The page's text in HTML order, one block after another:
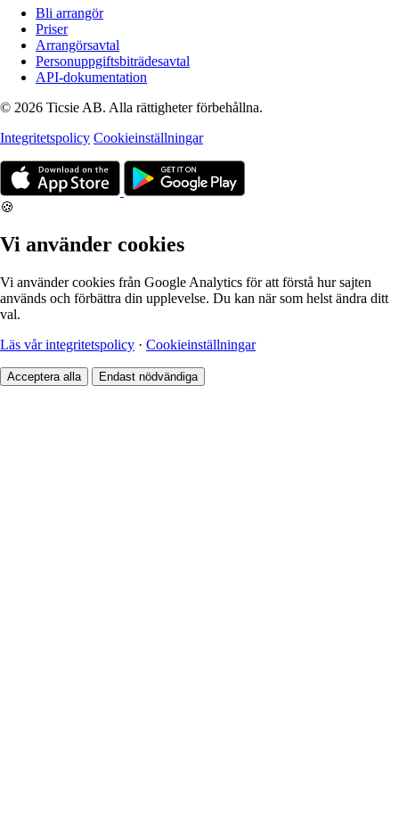
Bli arrangör
Priser
Arrangörsavtal
Personuppgiftsbiträdesavtal
API-dokumentation
© 2026 Ticsie AB. Alla rättigheter förbehållna.
Integritetspolicy Cookieinställningar
🍪
Vi använder cookies
Vi använder cookies från Google Analytics för att förstå hur sajten
används och förbättra din upplevelse. Du kan när som helst ändra ditt
val.
Läs vår integritetspolicy · Cookieinställningar
Acceptera alla Endast nödvändiga